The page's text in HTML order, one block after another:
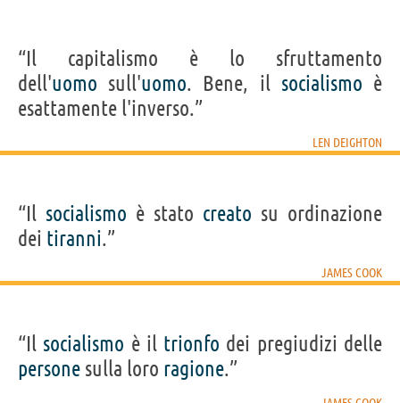
“Il capitalismo è lo sfruttamento
dell'uomo sull'uomo. Bene, il socialismo è
esattamente l'inverso.”
LEN DEIGHTON
“Il socialismo è stato creato su ordinazione
dei tiranni.”
JAMES COOK
“Il socialismo è il trionfo dei pregiudizi delle
persone sulla loro ragione.”